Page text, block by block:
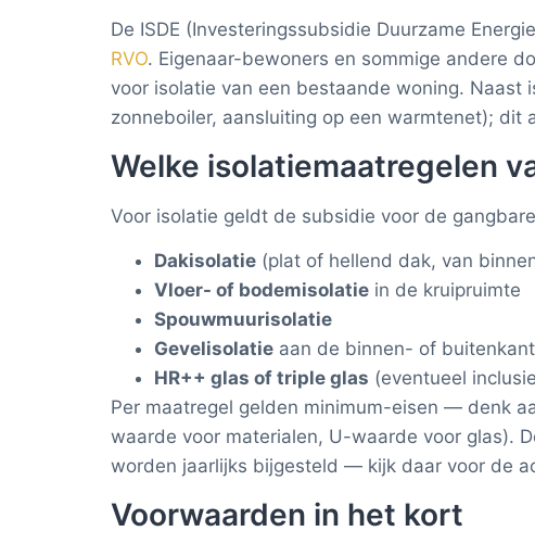
De ISDE (Investeringssubsidie Duurzame
RVO. Eigenaar-bewoners en sommige andere
voor isolatie van een bestaande woning. Naast
zonneboiler, aansluiting op een warmtenet); dit
Welke isolatie­maatregelen
Voor isolatie geldt de subsidie voor de
Dakisolatie (plat of hellend dak, van
Vloer- of bodemisolatie in de kruipruimte
Spouwmuurisolatie
Gevelisolatie aan de binnen- of buitenkant
HR++ glas of triple glas (eventueel
Per maatregel gelden minimum-eisen — denk
waarde voor materialen, U-waarde voor glas).
worden jaarlijks bijgesteld — kijk daar voor de
Voorwaarden in het kort